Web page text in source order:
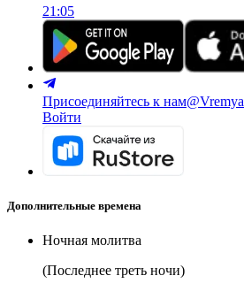
21:05
Присоединяйтесь к нам
Войти
Дополнительные времена
Ночная молитва
(Последнее треть ночи)